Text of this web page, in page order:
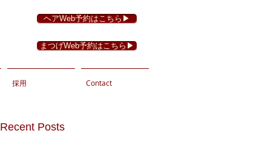
ヘアWeb予約はこちら▶︎
まつげWeb予約はこちら▶︎
採用 Contact
Recent Posts